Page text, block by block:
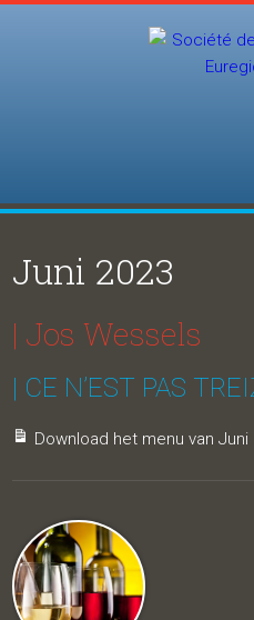
Juni 2023
| Jos Wessels
| CE N’EST PAS
Download het menu van Juni